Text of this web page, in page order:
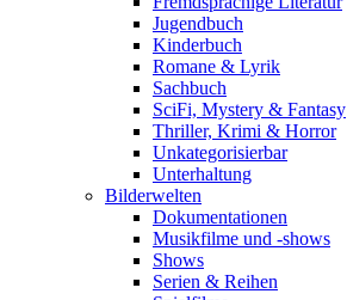
Jugendbuch
Kinderbuch
Romane & Lyrik
Sachbuch
SciFi, Mystery & Fantasy
Thriller, Krimi & Horror
Unkategorisierbar
Unterhaltung
Bilderwelten
Dokumentationen
Musikfilme und -shows
Shows
Serien & Reihen